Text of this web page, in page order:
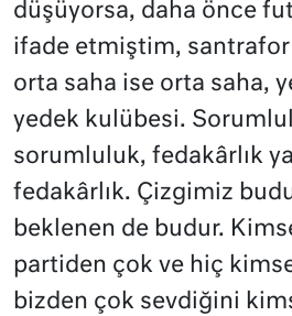
düşüyorsa, daha önce
ifade etmiştim,
orta saha ise orta saha,
yedek kulübesi.
sorumluluk, fedakârlık
fedakârlık. Çizgimiz
beklenen de budur.
partiden çok ve hiç
bizden çok sevdiğini